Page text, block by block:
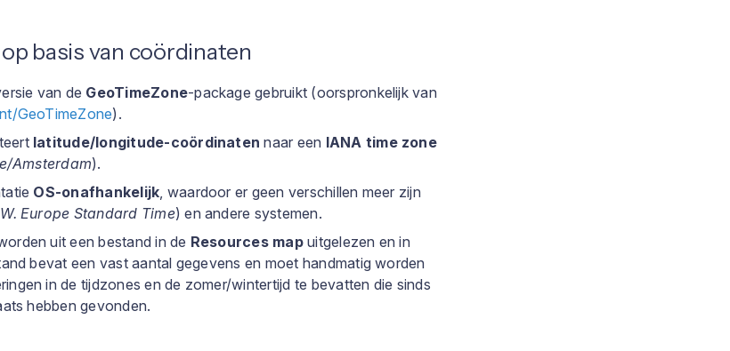
basis van coördinaten
van de GeoTimeZone-package gebruikt (oorspronkelijk van
GeoTimeZone).
latitude/longitude-coördinaten naar een IANA time zone
Amsterdam).
OS-onafhankelijk, waardoor er geen verschillen meer zijn
W. Europe Standard Time) en andere systemen.
uit een bestand in de Resources mapuitgelezen en in
bevat een vast aantal gegevens en moet handmatig worden
in de tijdzones en de zomer/wintertijd te bevatten die sinds
hebben gevonden.